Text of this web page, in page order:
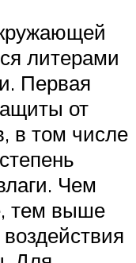
литерами
Первая
от
в том числе
Чем
тем выше